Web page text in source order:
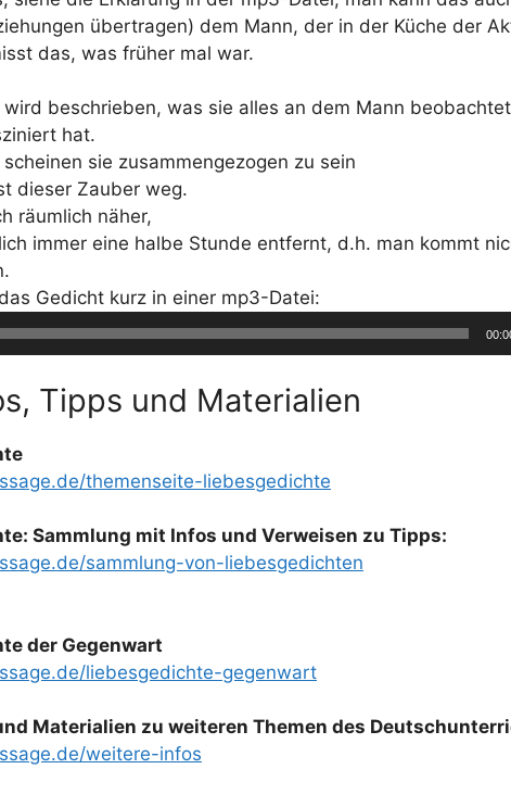
übertragen) dem Mann, der in der Küche der
das, was früher mal war.
beschrieben, was sie alles an dem Mann
hat.
sie zusammengezogen zu sein
dieser Zauber weg.
räumlich näher,
immer eine halbe Stunde entfernt, d.h. man kommt
Gedicht kurz in einer mp3-Datei:
Tipps und Materialien
themenseite-liebesgedichte
Sammlung mit Infos und Verweisen zu Tipps:
sammlung-von-liebesgedichten
der Gegenwart
liebesgedichte-gegenwart
Materialien zu weiteren Themen des
weitere-infos